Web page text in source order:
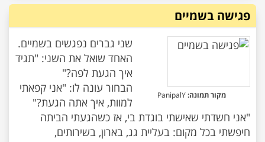
פגישה בשמיים
מקור תמונה:PanipalY
האחד שואל את השני: "תגיד
הבחור עונה לו: "אני קפאתי
"אני חשדתי שאישתי בוגדת בי, אז כשהגעתי הביתה
חיפשתי בכל מקום: בעליית גג, בארון, בשירותים,